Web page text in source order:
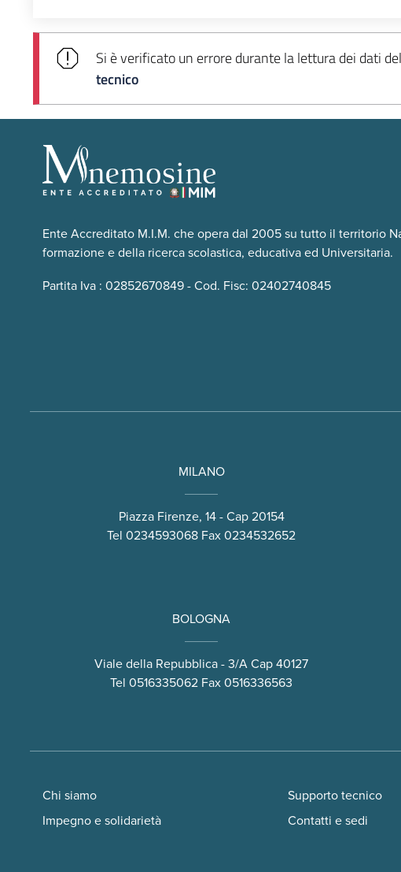
Si è verificato un errore durante la lettura dei dati
tecnico
Ente Accreditato M.I.M. che opera dal 2005 su tutto il territorio
formazione e della ricerca scolastica, educativa ed Universitaria.
Partita Iva : 02852670849 - Cod. Fisc: 02402740845
MILANO
Piazza Firenze, 14 - Cap 20154
Tel 0234593068 Fax 0234532652
BOLOGNA
Viale della Repubblica - 3/A Cap 40127
Tel 0516335062 Fax 0516336563
Chi siamo
Impegno e solidarietà
Supporto tecnico
Contatti e sedi